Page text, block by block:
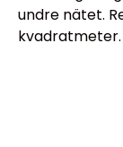
undre nätet.
kvadratmeter.